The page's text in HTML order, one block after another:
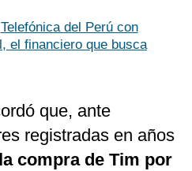
Telefónica del Perú con
el financiero que busca
que, ante
registradas en años
la compra de Tim por